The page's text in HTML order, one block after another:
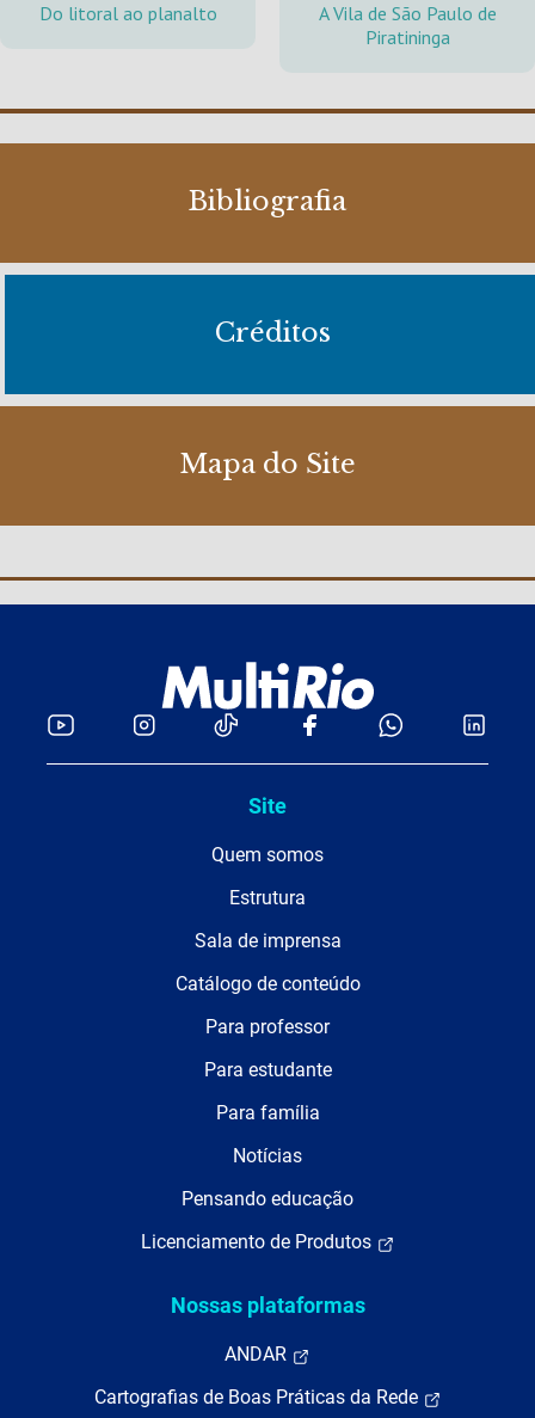
Do litoral ao planalto
A Vila de São Paulo de
Piratininga
Bibliografia
Créditos
Mapa do Site
Site
Quem somos
Estrutura
Sala de imprensa
Catálogo de conteúdo
Para professor
Para estudante
Para família
Notícias
Pensando educação
Licenciamento de Produtos
Nossas plataformas
ANDAR
Cartografias de Boas Práticas da Rede